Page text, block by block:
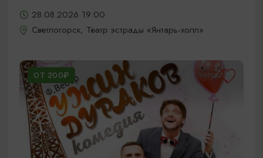
28.08.2026 19:00
Светлогорск, Театр эстрады «Янтарь-холл»
ОТ 200₽